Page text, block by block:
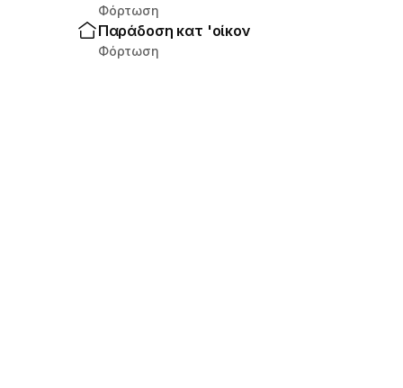
Φόρτωση
Παράδοση κατ 'οίκον
Φόρτωση